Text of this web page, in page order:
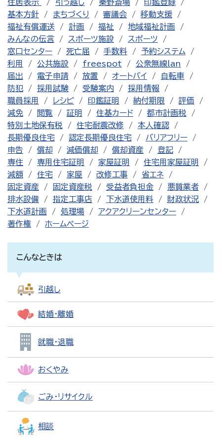
住居表示
引っ越し 秦野斎場
印鑑登録
基本方針
まちづくり 審議会
移動支援
福祉有償運送
計画 福祉
地域福祉計画
みんなの伝言
スポーツ施設
スポーツ
窓口センター
死亡届 手数料
予約システム
利用
公共施設 freespot
公衆無線lan
届出
電子申請 放置 オートバイ
自転車
防犯
採用試験 受験案内
採用情報
職員採用
レシピ 印鑑証明 納付期限
評価
減免
閲覧 証明 住基カード
都市計画税
特別土地保有税
住宅耐震改修
本人確認
長期優良住宅
認定長期優良住宅
バリアフリー
申告
償却 減価償却 償却資産
登記
専住
専用住宅証明 家屋証明
住宅用家屋証明
減額
住宅 家屋 改修工事
省エネ
固定資産
固定資産税 受益者負担金
悪質業者
排水設備
指定工事店 下水道使用料
財政状況
下水道計画
処理場
アクアクリーンセンター
著作権
ホームページ
こんなときは
引越し
結婚・離婚
就職・退職
おくやみ
ごみ・リサイクル
相談